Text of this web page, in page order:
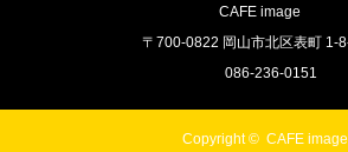
CAFE image
〒700-0822 岡山市北区表町 1-
086-236-0151
Copyright © CAFE image